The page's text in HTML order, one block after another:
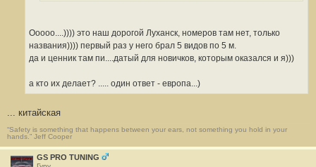
Ооооо....)))) это наш дорогой Луханск, номеров там нет, только
названия)))) первый раз у него брал 5 видов по 5 м.
да и ценник там пи....датый для новичков, которым оказался и я)))
а кто их делает? ..... один ответ - европа...)
... китайская
“Safety is something that happens between your ears, not something you hold in your
hands.” Jeff Cooper
GS PRO TUNING